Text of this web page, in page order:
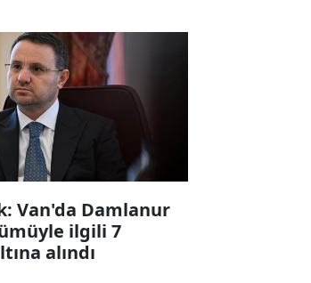
Van'da Damlanur
ilgili 7
alındı